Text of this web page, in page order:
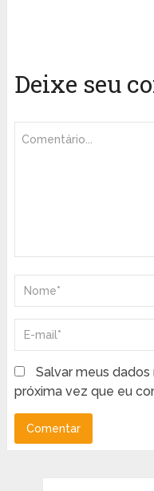
Deixe seu
Salvar meus
próxima vez que eu